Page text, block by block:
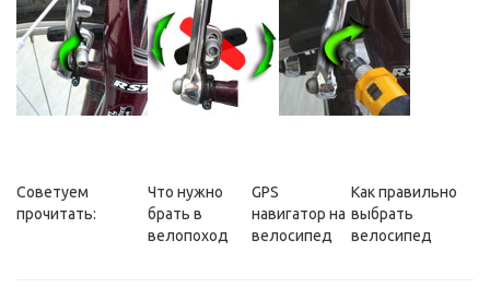
Советуем
прочитать:
Что нужно
брать в
велопоход
GPS
навигатор на
велосипед
Как правильно
выбрать
велосипед